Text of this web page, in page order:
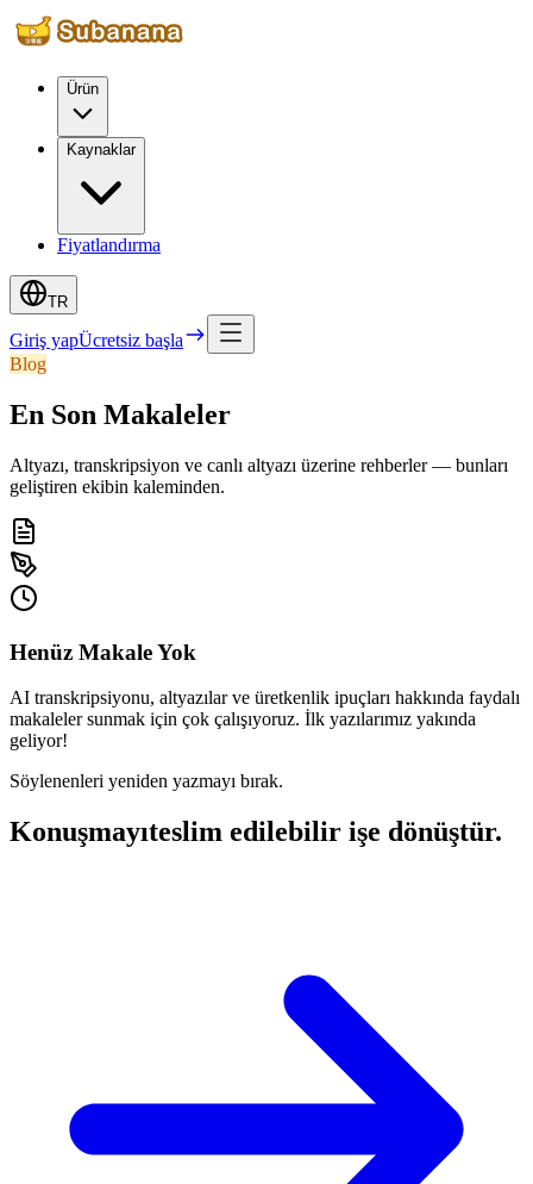
Ürün
Kaynaklar
Fiyatlandırma
TR
Giriş yapÜcretsiz başla
Blog
En Son Makaleler
Altyazı, transkripsiyon ve canlı altyazı üzerine rehberler — bunları
geliştiren ekibin kaleminden.
Henüz Makale Yok
AI transkripsiyonu, altyazılar ve üretkenlik ipuçları hakkında faydalı
makaleler sunmak için çok çalışıyoruz. İlk yazılarımız yakında
geliyor!
Söylenenleri yeniden yazmayı bırak.
Konuşmayıteslim edilebilir işe dönüştür.